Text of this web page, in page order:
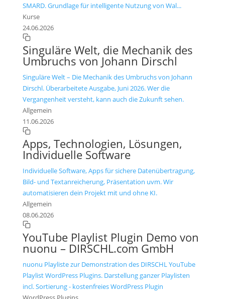
SMARD. Grundlage für intelligente Nutzung von Wal...
Kurse
24.06.2026
Singuläre Welt, die Mechanik des
Umbruchs von Johann Dirschl
Singuläre Welt – Die Mechanik des Umbruchs von Johann
Dirschl. Überarbeitete Ausgabe, Juni 2026. Wer die
Vergangenheit versteht, kann auch die Zukunft sehen.
Allgemein
11.06.2026
Apps, Technologien, Lösungen,
Individuelle Software
Individuelle Software, Apps für sichere Datenübertragung,
Bild- und Textanreicherung, Präsentation uvm. Wir
automatisieren dein Projekt mit und ohne KI.
Allgemein
08.06.2026
YouTube Playlist Plugin Demo von
nuonu – DIRSCHL.com GmbH
nuonu Playliste zur Demonstration des DIRSCHL YouTube
Playlist WordPress Plugins. Darstellung ganzer Playlisten
incl. Sortierung - kostenfreies WordPress Plugin